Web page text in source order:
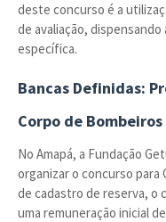
deste concurso é a
de avaliação,
específica.
Bancas Definidas:
Corpo de
No Amapá, a Fundação
organizar o concurso para
de cadastro de reserva, o
uma remuneração inicial de